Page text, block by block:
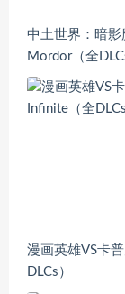
中土世界：暗
Mordor（全
漫画英雄VS卡
DLCs）